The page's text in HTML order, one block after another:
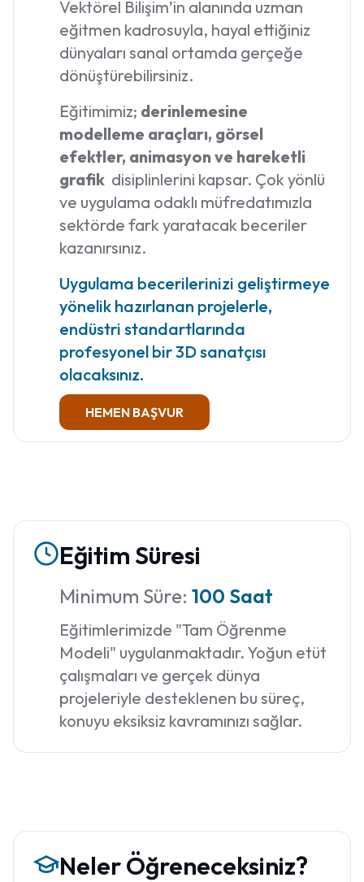
Vektörel Bilişim’in alanında uzman
eğitmen kadrosuyla, hayal ettiğiniz
dünyaları sanal ortamda gerçeğe
dönüştürebilirsiniz.
Eğitimimiz; derinlemesine
modelleme araçları, görsel
efektler, animasyon ve hareketli
grafik disiplinlerini kapsar. Çok yönlü
ve uygulama odaklı müfredatımızla
sektörde fark yaratacak beceriler
kazanırsınız.
Uygulama becerilerinizi geliştirmeye
yönelik hazırlanan projelerle,
endüstri standartlarında
profesyonel bir 3D sanatçısı
olacaksınız.
HEMEN BAŞVUR
Eğitim Süresi
Minimum Süre: 100 Saat
Eğitimlerimizde "Tam Öğrenme
Modeli" uygulanmaktadır. Yoğun etüt
çalışmaları ve gerçek dünya
projeleriyle desteklenen bu süreç,
konuyu eksiksiz kavramınızı sağlar.
Neler Öğreneceksiniz?